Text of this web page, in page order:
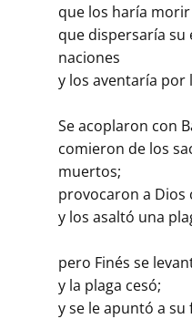
que los haría
que dispersaría su
naciones
y los aventaría por
Se acoplaron con
comieron de los
muertos;
provocaron a Dios
y los asaltó una
pero Finés se
y la plaga cesó;
y se le apuntó a su